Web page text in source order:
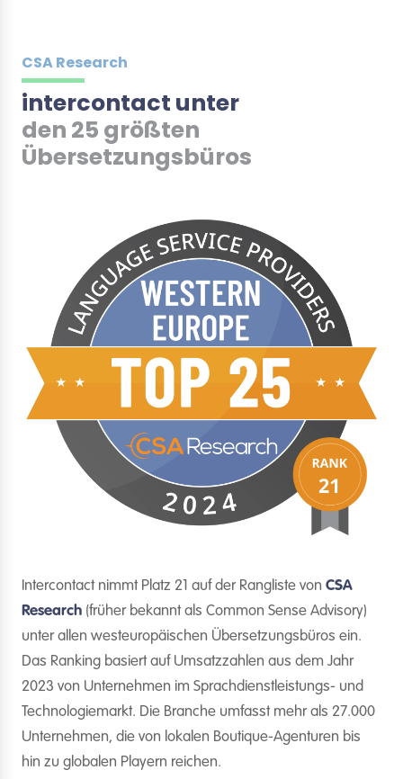
CSA Research
intercontact unter
den 25 größten
Übersetzungsbüros
Intercontact nimmt Platz 21 auf der Rangliste von CSA
Research (früher bekannt als Common Sense Advisory)
unter allen westeuropäischen Übersetzungsbüros ein.
Das Ranking basiert auf Umsatzzahlen aus dem Jahr
2023 von Unternehmen im Sprachdienstleistungs- und
Technologiemarkt. Die Branche umfasst mehr als 27.000
Unternehmen, die von lokalen Boutique-Agenturen bis
hin zu globalen Playern reichen.